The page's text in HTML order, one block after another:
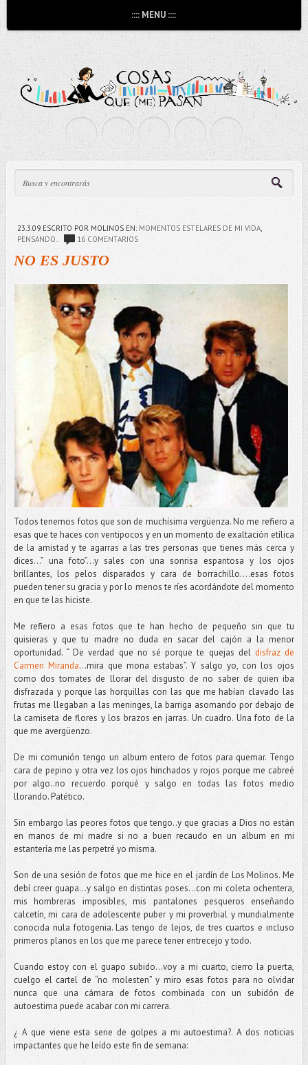
:::: MENU ::::
23.3.09ESCRITO POR MOLINOS EN: MOMENTOS ESTELARES DE MI VIDA,
PENSANDO..
16 COMENTARIOS
NO ES JUSTO
Todos tenemos fotos que son de muchísima vergüenza. No me refiero a
esas que te haces con ventipocos y en un momento de exaltación etílica
de la amistad y te agarras a las tres personas que tienes más cerca y
dices…” una foto”…y sales con una sonrisa espantosa y los ojos
brillantes, los pelos disparados y cara de borrachillo….esas fotos
pueden tener su gracia y por lo menos te ríes acordándote del momento
en que te las hiciste.
Me refiero a esas fotos que te han hecho de pequeño sin que tu
quisieras y que tu madre no duda en sacar del cajón a la menor
oportunidad. “ De verdad que no sé porque te quejas del disfraz de
Carmen Miranda…mira que mona estabas”. Y salgo yo, con los ojos
como dos tomates de llorar del disgusto de no saber de quien iba
disfrazada y porque las horquillas con las que me habían clavado las
frutas me llegaban a las meninges, la barriga asomando por debajo de
la camiseta de flores y los brazos en jarras. Un cuadro. Una foto de la
que me avergüenzo.
De mi comunión tengo un album entero de fotos para quemar. Tengo
cara de pepino y otra vez los ojos hinchados y rojos porque me cabreé
por algo..no recuerdo porqué y salgo en todas las fotos medio
llorando. Patético.
Sin embargo las peores fotos que tengo..y que gracias a Dios no están
en manos de mi madre si no a buen recaudo en un album en mi
estantería me las perpetré yo misma.
Son de una sesión de fotos que me hice en el jardín de Los Molinos. Me
debí creer guapa…y salgo en distintas poses…con mi coleta ochentera,
mis hombreras imposibles, mis pantalones pesqueros enseñando
calcetín, mi cara de adolescente puber y mi proverbial y mundialmente
conocida nula fotogenia. Las tengo de lejos, de tres cuartos e incluso
primeros planos en los que me parece tener entrecejo y todo.
Cuando estoy con el guapo subido…voy a mi cuarto, cierro la puerta,
cuelgo el cartel de “no molesten” y miro esas fotos para no olvidar
nunca que una cámara de fotos combinada con un subidón de
autoestima puede acabar con mi carrera.
¿ A que viene esta serie de golpes a mi autoestima?. A dos noticias
impactantes que he leído este fin de semana: